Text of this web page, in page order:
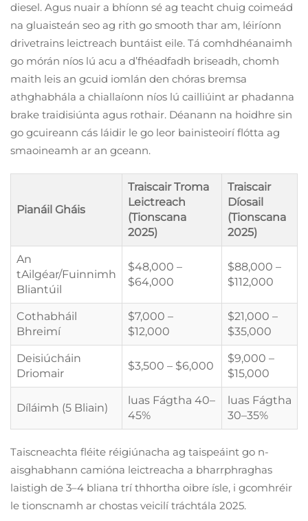
diesel. Agus nuair a bhíonn sé ag teacht chuig coimeád
na gluaisteán seo ag rith go smooth thar am, léiríonn
drivetrains leictreach buntáist eile. Tá comhdhéanaimh
go mórán níos lú acu a d’fhéadfadh briseadh, chomh
maith leis an gcuid iomlán den chóras bremsa
athghabhála a chiallaíonn níos lú cailliúint ar phadanna
brake traidisiúnta agus rothair. Déanann na hoidhre sin
go gcuireann cás láidir le go leor bainisteoirí flótta ag
smaoineamh ar an gceann.
Pianáil Gháis
Traiscair Troma
Leictreach
(Tionscana
2025)
Traiscair
Díosail
(Tionscana
2025)
An
tAilgéar/Fuinnimh
Bliantúil
$48,000 –
$64,000
$88,000 –
$112,000
Cothabháil
Bhreimí
$7,000 –
$12,000
$21,000 –
$35,000
Deisiúcháin
Driomair
$3,500 – $6,000
$9,000 –
$15,000
Díláimh (5 Bliain)
luas Fágtha 40–
45%
luas Fágtha
30–35%
Taiscneachta fléite réigiúnacha ag taispeáint go n-
aisghabhann camióna leictreacha a bharrphraghas
laistigh de 3–4 bliana trí thhortha oibre ísle, i gcomhréir
le tionscnamh ar chostas veicilí tráchtála 2025.